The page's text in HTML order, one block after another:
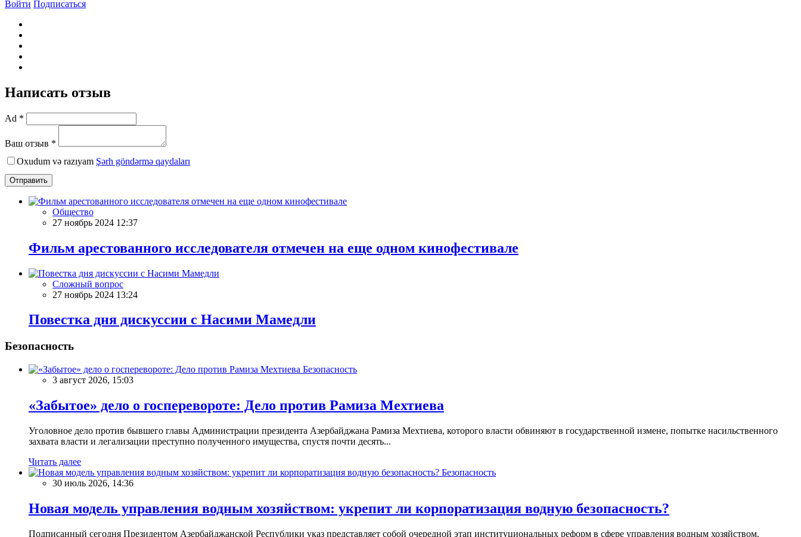
Войти Подписаться
Написать отзыв
Ad *
Ваш отзыв *
Oxudum və razıyam Şərh göndərmə qaydaları
Отправить
Общество
27 ноябрь 2024 12:37
Фильм арестованного исследователя отмечен на еще одном кинофестивале
Сложный вопрос
27 ноябрь 2024 13:24
Повестка дня дискуссии с Насими Мамедли
Безопасность
Безопасность
3 август 2026, 15:03
«Забытое» дело о госперевороте: Дело против Рамиза Мехтиева
Уголовное дело против бывшего главы Администрации президента Азербайджана Рамиза Мехтиева, которого власти обвиняют в государственной измене, попытке насильственного
захвата власти и легализации преступно полученного имущества, спустя почти десять...
Читать далее
Безопасность
30 июль 2026, 14:36
Новая модель управления водным хозяйством: укрепит ли корпоратизация водную безопасность?
Подписанный сегодня Президентом Азербайджанской Республики указ представляет собой очередной этап институциональных реформ в сфере управления водным хозяйством.